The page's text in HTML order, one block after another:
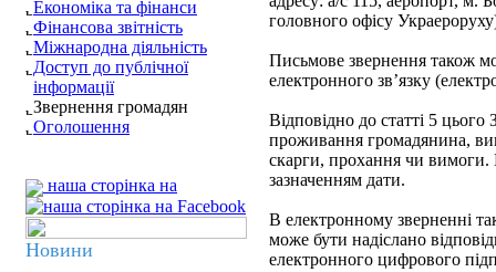
Економіка та фінанси
Фінансова звітність
Міжнародна діяльність
Доступ до публічної
інформації
Звернення громадян
Оголошення
наша сторінка на
Новини
головного офісу
Письмове звернення також
електронного зв’язку
Відповідно до статті 5 цього
проживання громадянина,
скарги, прохання чи вимоги.
зазначенням дати.
В електронному зверненні
може бути надіслано
електронного цифрового